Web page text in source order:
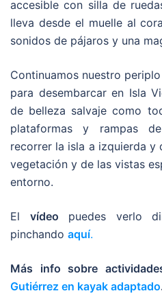
accesible con silla de
lleva desde el muelle al
sonidos de pájaros y una
Continuamos nuestro
para desembarcar en Isla
de belleza salvaje como
plataformas y rampas
recorrer la isla a izquierda y
vegetación y de las vistas
entorno.
El vídeo puedes verlo
pinchando aquí.
Más info sobre
Gutiérrez en kayak adaptado